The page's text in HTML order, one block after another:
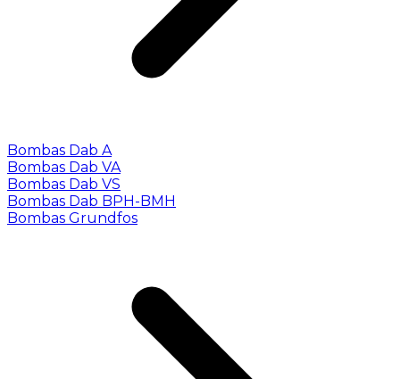
Bombas Dab A
Bombas Dab VA
Bombas Dab VS
Bombas Dab BPH-BMH
Bombas Grundfos